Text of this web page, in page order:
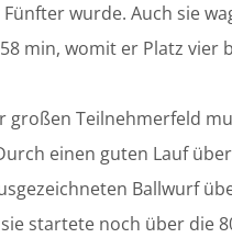
wurde. Auch sie
min, womit er Platz vier
großen Teilnehmerfeld
einen guten Lauf
Ballwurf
startete noch über die